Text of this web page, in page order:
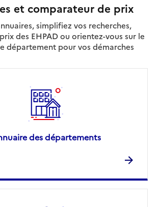
et comparateur de prix
simplifiez vos recherches,
des EHPAD ou orientez-vous sur le
département pour vos démarches
des départements